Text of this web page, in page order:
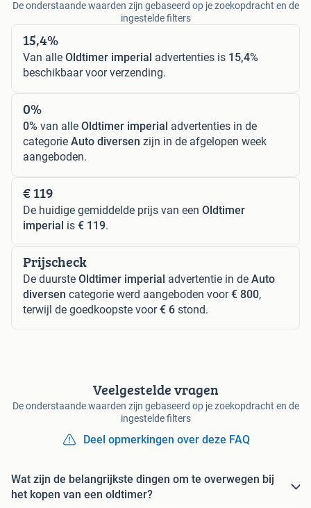
De onderstaande waarden zijn gebaseerd op je zoekopdracht en de
ingestelde filters
15,4%
Van alle Oldtimer imperial advertenties is 15,4%
beschikbaar voor verzending.
0%
0% van alle Oldtimer imperial advertenties in de
categorie Auto diversen zijn in de afgelopen week
aangeboden.
€ 119
De huidige gemiddelde prijs van een Oldtimer
imperial is € 119.
Prijscheck
De duurste Oldtimer imperial advertentie in de Auto
diversen categorie werd aangeboden voor€ 800,
terwijl de goedkoopste voor€ 6 stond.
Veelgestelde vragen
De onderstaande waarden zijn gebaseerd op je zoekopdracht en de
ingestelde filters
Deel opmerkingen over deze FAQ
Wat zijn de belangrijkste dingen om te overwegen bij
het kopen van een oldtimer?